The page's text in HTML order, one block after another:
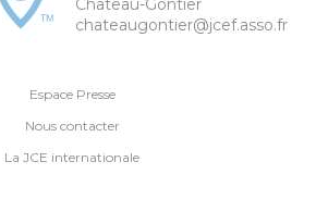
Château-Gontier
chateaugontier@jcef.asso.fr
Espace Presse
Nous contacter
La JCE internationale